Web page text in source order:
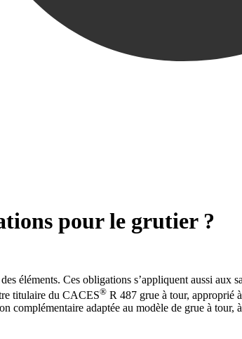
pour le grutier ?
éléments. Ces obligations s’appliquent aussi aux
titulaire du CACES® R 487 grue à tour, approprié
complémentaire adaptée au modèle de grue à tour,